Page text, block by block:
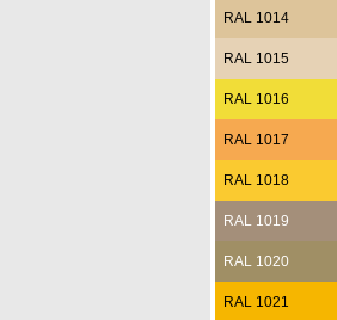
RAL 1014
RAL 1015
RAL 1016
RAL 1017
RAL 1018
RAL 1019
RAL 1020
RAL 1021